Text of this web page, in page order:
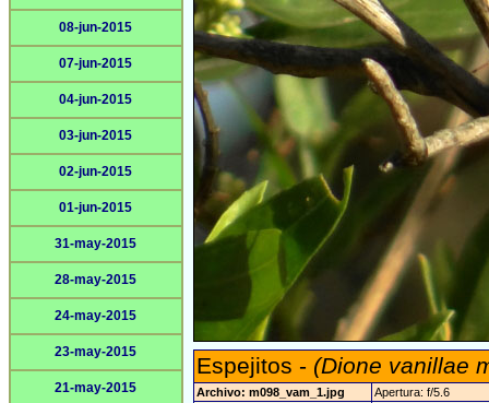
08-jun-2015
07-jun-2015
04-jun-2015
03-jun-2015
02-jun-2015
01-jun-2015
31-may-2015
28-may-2015
24-may-2015
23-may-2015
21-may-2015
Espejitos - (Dione vanillae
Archivo: m098_vam_1.jpg
Apertura: f/5.6